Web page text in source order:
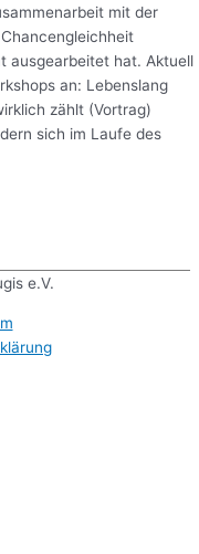
mit der
ausgearbeitet hat. Aktuell
an: Lebenslang
zählt (Vortrag)
sich im Laufe des
e.V.